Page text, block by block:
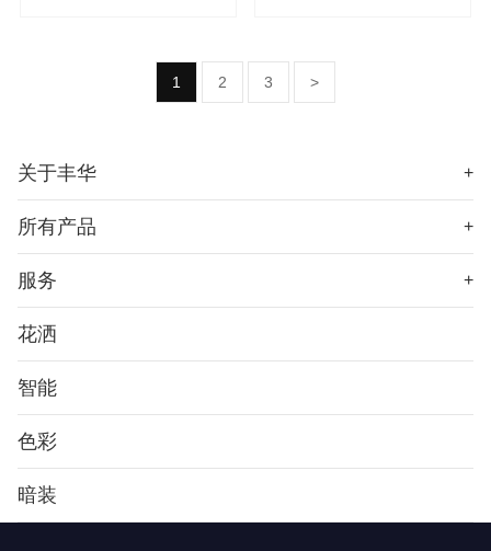
1 2 3 >
关于丰华 +
所有产品 +
服务 +
花洒
智能
色彩
暗装